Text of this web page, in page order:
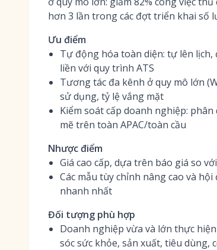
hơn 3 lần trong các đợt triển khai số
Ưu điểm
Tự động hóa toàn diện: tự lên
liền với quy trình ATS
Tương tác đa kênh ở quy mô lớn
sử dụng, tỷ lệ vắng mặt
Kiểm soát cấp doanh nghiệp:
mẽ trên toàn APAC/toàn cầu
Nhược điểm
Giá cao cấp, dựa trên báo giá so
Các mẫu tùy chỉnh nâng cao và
nhanh nhất
Đối tượng phù hợp
Doanh nghiệp vừa và lớn thực
sóc sức khỏe, sản xuất, tiêu dùng,